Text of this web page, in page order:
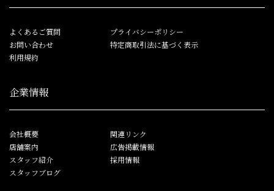
よくあるご質問
お問い合わせ
利用規約
プライバシーポリシー
特定商取引法に基づく表示
企業情報
会社概要
店舗案内
スタッフ紹介
スタッフブログ
関連リンク
広告掲載情報
採用情報